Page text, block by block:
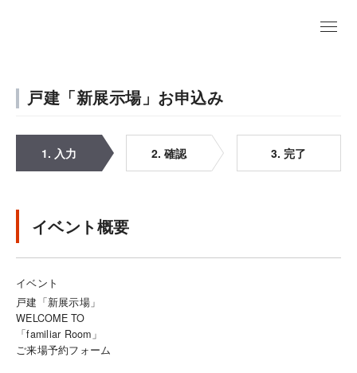
戸建「新展示場」お申込み
1. 入力 2. 確認 3. 完了
イベント概要
イベント
戸建「新展示場」
WELCOME TO
「familiar Room」
ご来場予約フォーム